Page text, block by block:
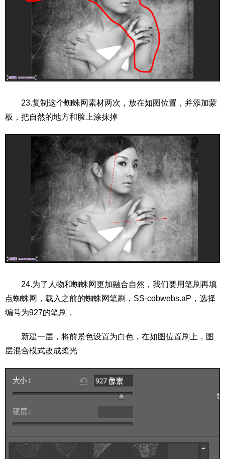
23.复制这个蜘蛛网素材两次，放在如图位置，并添加蒙
板，把自然的地方和脸上涂抹掉
24.为了人物和蜘蛛网更加融合自然，我们要用笔刷再填
点蜘蛛网，载入之前的蜘蛛网笔刷，SS-cobwebs.aP，选择
编号为927的笔刷，
新建一层，将前景色设置为白色，在如图位置刷上，图
层混合模式改成柔光